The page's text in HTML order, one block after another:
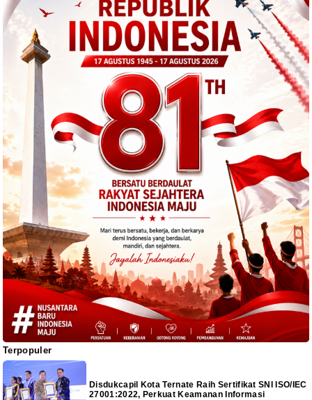
Terpopuler
Disdukcapil Kota Ternate Raih Sertifikat SNI ISO/IEC
27001:2022, Perkuat Keamanan Informasi